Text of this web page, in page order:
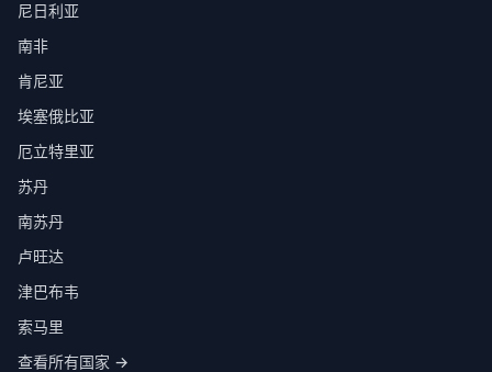
尼日利亚
南非
肯尼亚
埃塞俄比亚
厄立特里亚
苏丹
南苏丹
卢旺达
津巴布韦
索马里
查看所有国家 →